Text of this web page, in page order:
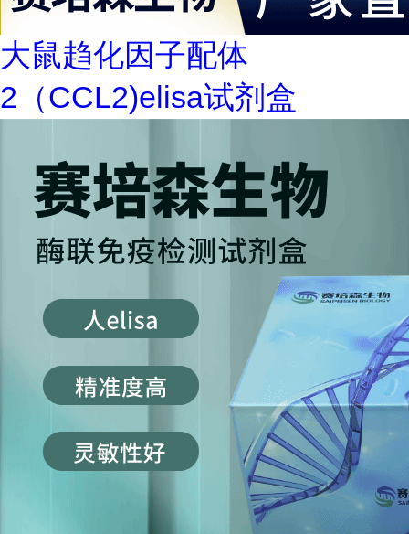
大鼠趋化因子配体
2（CCL2)elisa试剂盒